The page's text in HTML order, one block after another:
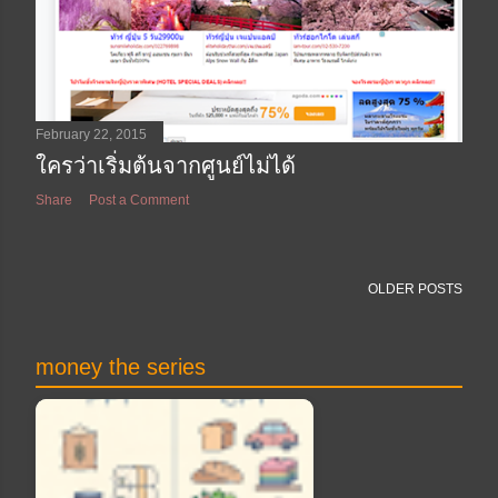
February 22, 2015
ใครว่าเริ่มต้นจากศูนย์ไม่ได้
Share Post a Comment
OLDER POSTS
money the series